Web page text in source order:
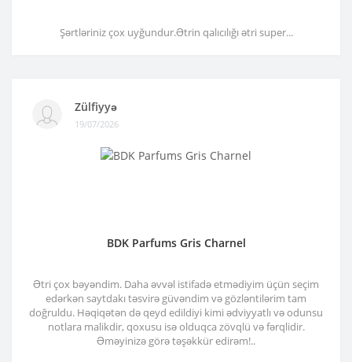
Şərtləriniz çox uyğundur.Ətrin qalıcılığı ətri super...
Zülfiyyə
19/07/2026
BDK Parfums Gris Charnel
Ətri çox bəyəndim. Daha əvvəl istifadə etmədiyim üçün seçim
edərkən saytdakı təsvirə güvəndim və gözləntilərim tam
doğruldu. Həqiqətən də qeyd edildiyi kimi ədviyyatlı və odunsu
notlara malikdir, qoxusu isə olduqca zövqlü və fərqlidir.
Əməyinizə görə təşəkkür edirəm!..